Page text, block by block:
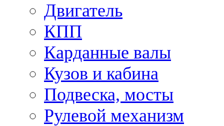
Двигатель
КПП
Карданные валы
Кузов и кабина
Подвеска, мосты
Рулевой механизм